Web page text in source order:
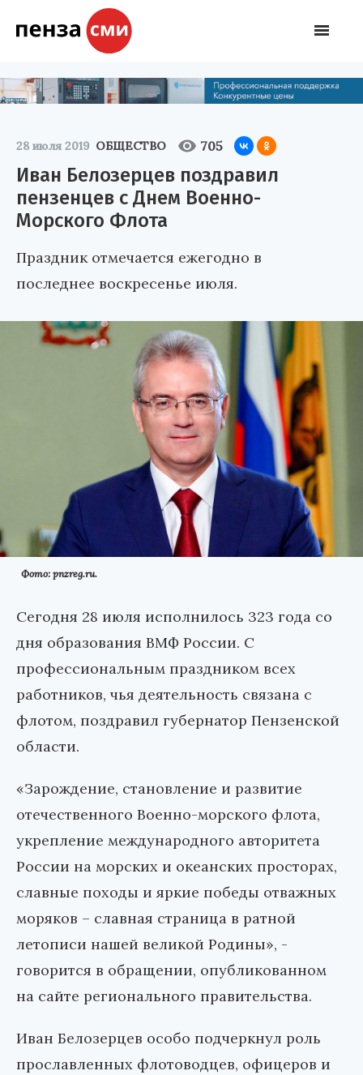
28 июля 2019 ОБЩЕСТВО 705
Иван Белозерцев поздравил
пензенцев с Днем Военно-
Морского Флота
Праздник отмечается ежегодно в
последнее воскресенье июля.
Фото: pnzreg.ru.
Сегодня 28 июля исполнилось 323 года со
дня образования ВМФ России. С
профессиональным праздником всех
работников, чья деятельность связана с
флотом, поздравил губернатор Пензенской
области.
«Зарождение, становление и развитие
отечественного Военно-морского флота,
укрепление международного авторитета
России на морских и океанских просторах,
славные походы и яркие победы отважных
моряков – славная страница в ратной
летописи нашей великой Родины», -
говорится в обращении, опубликованном
на сайте регионального правительства.
Иван Белозерцев особо подчеркнул роль
прославленных флотоводцев, офицеров и